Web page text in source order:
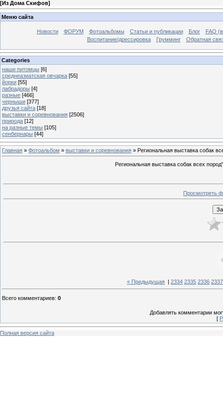
[Из Дома Скифов]
Меню сайта
Новости ФОРУМ Фотоальбомы Статьи и публикации Блог
FAQ
Воспитание/дрессировка
Грумминг Обратная
Categories
наши питомцы [6]
среднеазиатская овчарка [55]
йорки [55]
лабрадоры [4]
разные [466]
черныши [377]
друзья сайта [18]
выставки и соревнования [2506]
природа [12]
на разные темы [105]
сенбернары [44]
Главная » Фотоальбом » выставки и соревнования » Региональная выставка собак
Региональная выставка собак всех
Просмотреть
« Предыдущая | 2334 2335 2336 2337
Всего комментариев: 0
Добавлять комментарии
[
Полная версия сайта